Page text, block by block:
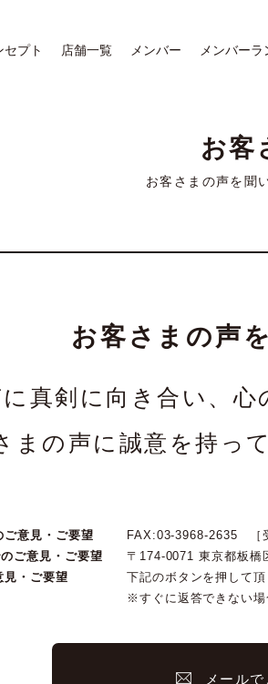
セプト 店舗一覧 メンバー メンバー
お客
お客さまの声を聞
お客さまの声
真剣に向き合い、
まの声に誠意を持っ
ご意見・ご要望
FAX:03-3968-2635 ［
ご意見・ご要望
〒174-0071 東京都板橋
見・ご要望
下記のボタンを押して
※すぐに返答できない場
メール